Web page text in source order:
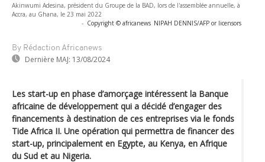
Akinwumi Adesina, président du Groupe de la BAD, lors de l'assemblée annuelle, à
Accra, au Ghana, le 23 mai 2022
- Copyright © africanews NIPAH DENNIS/AFP or licensors
By Rédaction Africanews
Dernière MAJ: 13/08/2024
Les start-up en phase d’amorçage intéressent la Banque
africaine de développement qui a décidé d’engager des
financements à destination de ces entreprises via le fonds
Tide Africa II. Une opération qui permettra de financer des
start-up, principalement en Egypte, au Kenya, en Afrique
du Sud et au Nigeria.